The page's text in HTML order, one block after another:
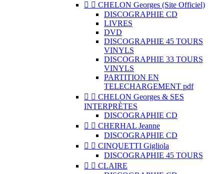
  CHELON Georges (Site Officiel)
DISCOGRAPHIE CD
LIVRES
DVD
DISCOGRAPHIE 45 TOURS
VINYLS
DISCOGRAPHIE 33 TOURS
VINYLS
PARTITION EN
TELECHARGEMENT pdf
  CHELON Georges & SES
INTERPRÈTES
DISCOGRAPHIE CD
  CHERHAL Jeanne
DISCOGRAPHIE CD
  CINQUETTI Gigliola
DISCOGRAPHIE 45 TOURS
  CLAIRE